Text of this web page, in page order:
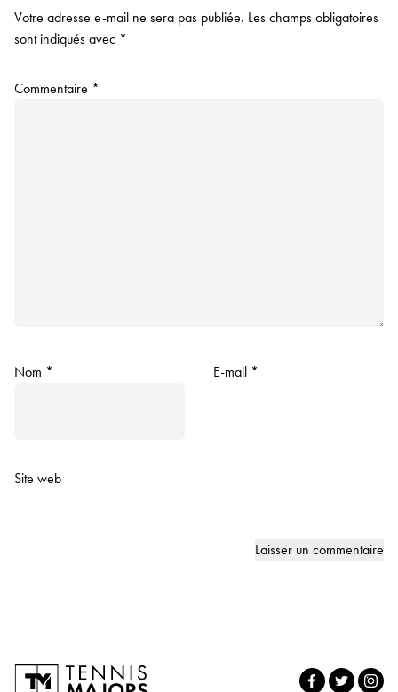
Votre adresse e-mail ne sera pas publiée. Les champs obligatoires
sont indiqués avec *
Commentaire *
Nom * E-mail *
Site web